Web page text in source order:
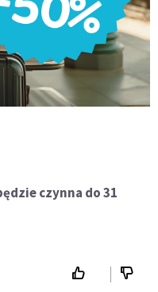
czynna do 31